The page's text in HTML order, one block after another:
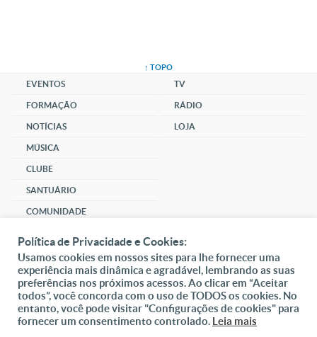
↑ TOPO
EVENTOS
FORMAÇÃO
NOTÍCIAS
MÚSICA
CLUBE
SANTUÁRIO
COMUNIDADE
TV
RÁDIO
LOJA
DAI-ME ALMAS
DOAR
Fundação João Paulo II
Política de Privacidade e Cookies:
Usamos cookies em nossos sites para lhe fornecer uma
experiência mais dinâmica e agradável, lembrando as suas
preferências nos próximos acessos. Ao clicar em “Aceitar
todos”, você concorda com o uso de TODOS os cookies. No
entanto, você pode visitar "Configurações de cookies" para
fornecer um consentimento controlado. Leia mais